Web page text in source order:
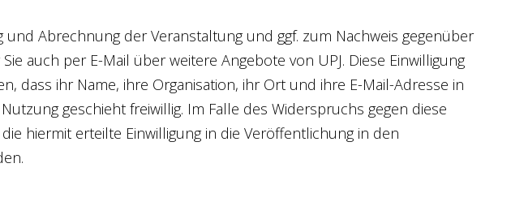
Abrechnung der Veranstaltung und ggf. zum Nachweis gegenüber
auch per E-Mail über weitere Angebote von UPJ. Diese Einwilligung
dass ihr Name, ihre Organisation, ihr Ort und ihre E-Mail-Adresse in
geschieht freiwillig. Im Falle des Widerspruchs gegen diese
hiermit erteilte Einwilligung in die Veröffentlichung in den